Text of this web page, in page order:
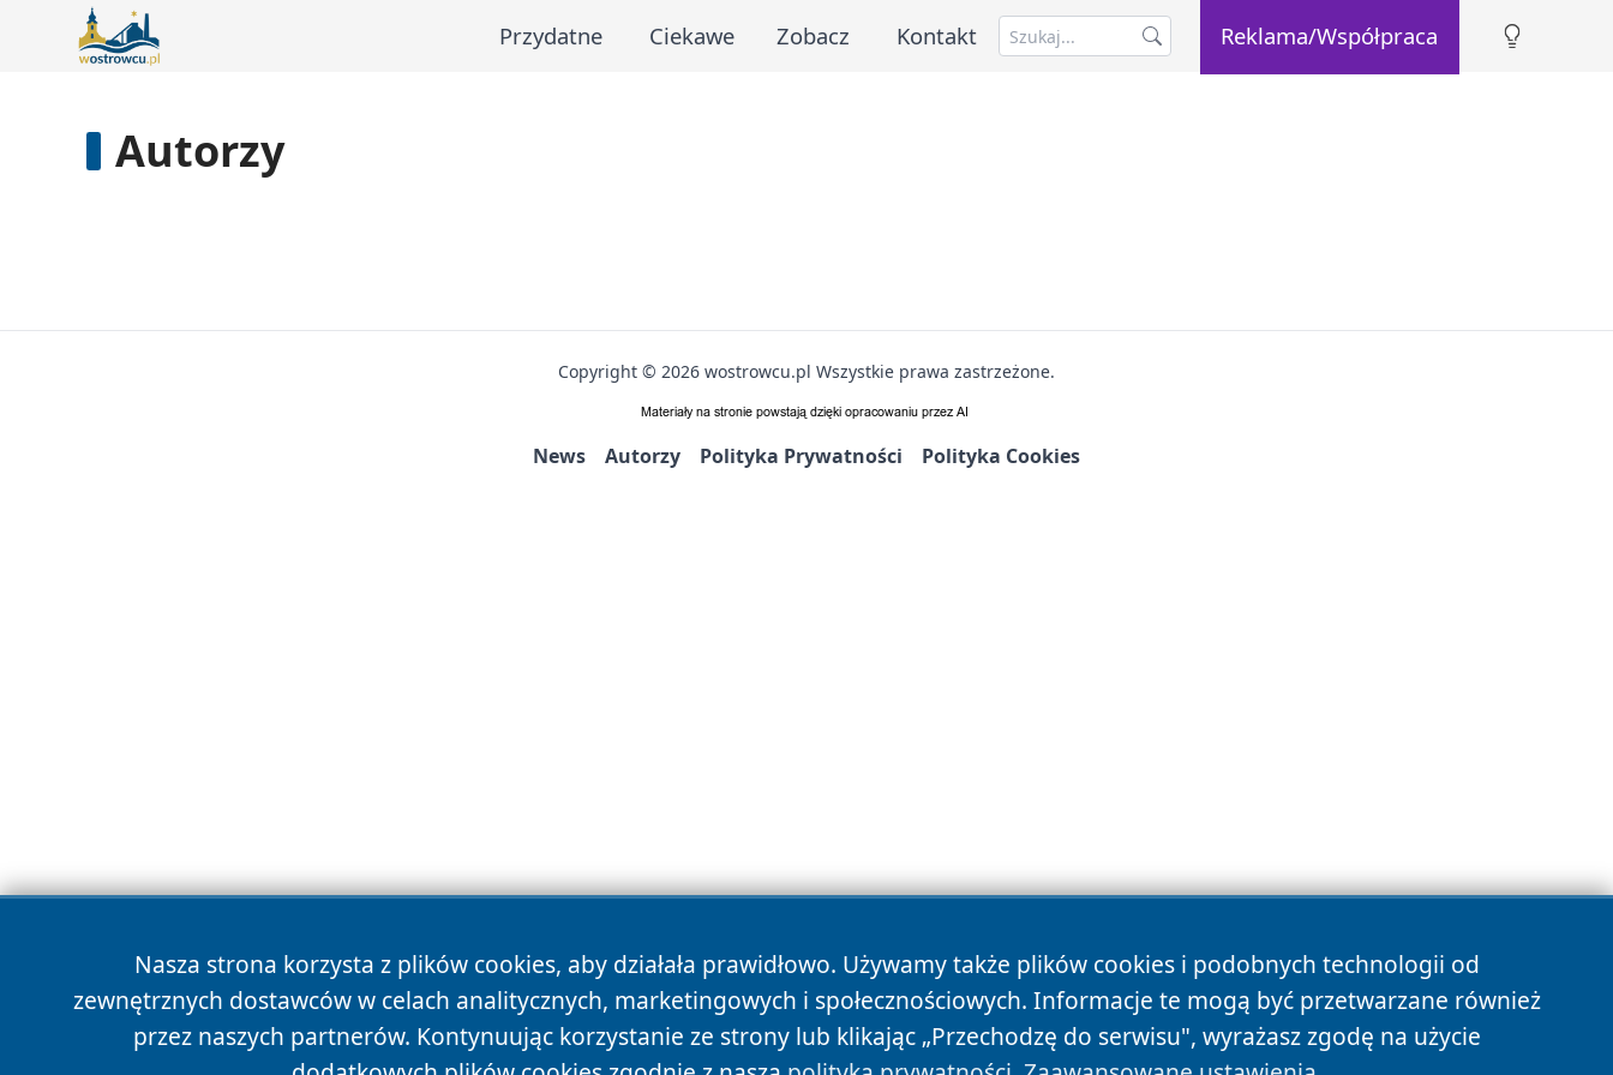
Przydatne Ciekawe Zobacz Kontakt Reklama/Współpraca
Autorzy
Nasza strona korzysta z plików cookies, aby działała prawidłowo. Używamy także plików cookies i podobnych technologii od
zewnętrznych dostawców w celach analitycznych, marketingowych i społecznościowych. Informacje te mogą być przetwarzane również
przez naszych partnerów. Kontynuując korzystanie ze strony lub klikając „Przechodzę do serwisu", wyrażasz zgodę na użycie
Copyright © 2026 wostrowcu.pl Wszystkie prawa zastrzeżone.
News Autorzy Polityka Prywatności Polityka Cookies